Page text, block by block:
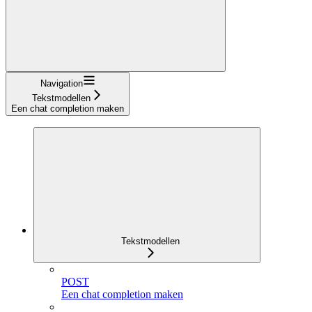
Navigation
Tekstmodellen
Een chat completion maken
Tekstmodellen
POST
Een chat completion maken